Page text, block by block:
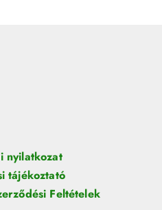
nyilatkozat
tájékoztató
Feltételek